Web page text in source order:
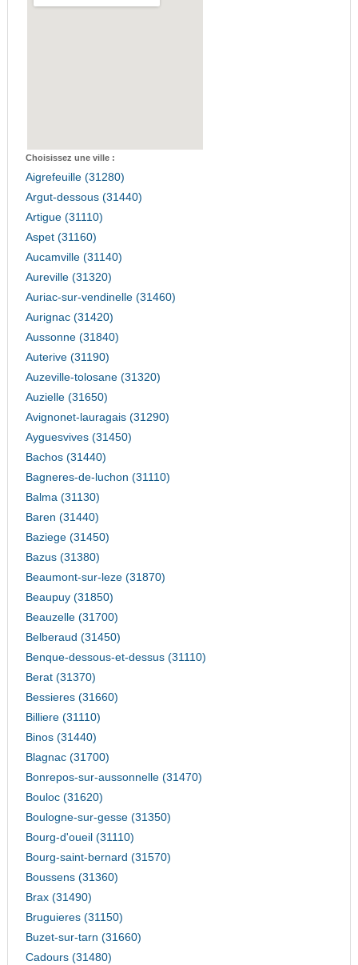
Choisissez une ville :
Aigrefeuille (31280)
Argut-dessous (31440)
Artigue (31110)
Aspet (31160)
Aucamville (31140)
Aureville (31320)
Auriac-sur-vendinelle (31460)
Aurignac (31420)
Aussonne (31840)
Auterive (31190)
Auzeville-tolosane (31320)
Auzielle (31650)
Avignonet-lauragais (31290)
Ayguesvives (31450)
Bachos (31440)
Bagneres-de-luchon (31110)
Balma (31130)
Baren (31440)
Baziege (31450)
Bazus (31380)
Beaumont-sur-leze (31870)
Beaupuy (31850)
Beauzelle (31700)
Belberaud (31450)
Benque-dessous-et-dessus (31110)
Berat (31370)
Bessieres (31660)
Billiere (31110)
Binos (31440)
Blagnac (31700)
Bonrepos-sur-aussonnelle (31470)
Bouloc (31620)
Boulogne-sur-gesse (31350)
Bourg-d'oueil (31110)
Bourg-saint-bernard (31570)
Boussens (31360)
Brax (31490)
Bruguieres (31150)
Buzet-sur-tarn (31660)
Cadours (31480)